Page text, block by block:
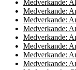
Medverkande:
Medverkande:
Medverkande:
Medverkande:
Medverkande:
Medverkande:
Medverkande:
Medverkande: